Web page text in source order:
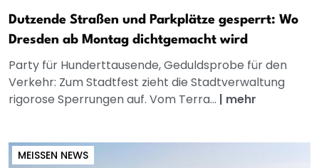
Dutzende Straßen und Parkplätze gesperrt: Wo
Dresden ab Montag dichtgemacht wird
Party für Hunderttausende, Geduldsprobe für den
Verkehr: Zum Stadtfest zieht die Stadtverwaltung
rigorose Sperrungen auf. Vom Terra... | mehr
MEISSEN NEWS